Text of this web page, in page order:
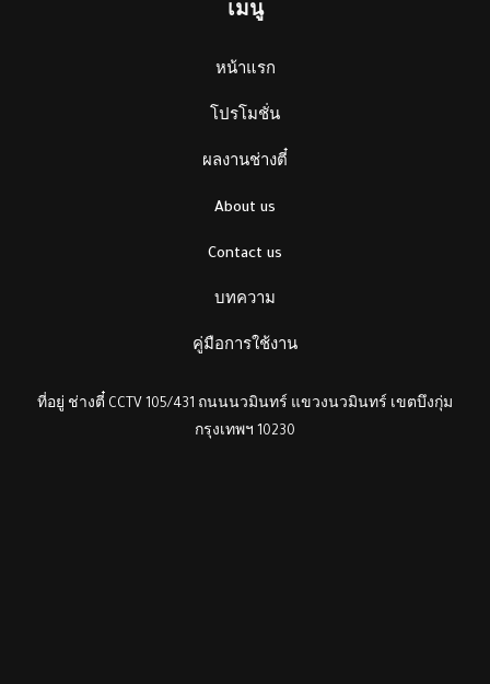
เมนู
หน้าแรก
โปรโมชั่น
ผลงานช่างตี๋
About us
Contact us
บทความ
คู่มือการใช้งาน
ที่อยู่ ช่างตี๋ CCTV 105/431 ถนนนวมินทร์ แขวงนวมินทร์ เขตบึงกุ่ม
กรุงเทพฯ 10230